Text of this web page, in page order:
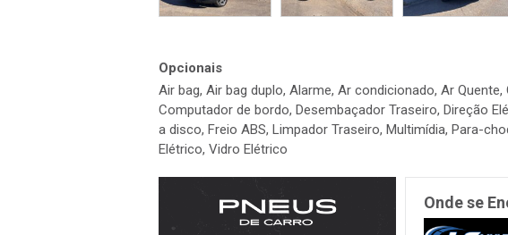
Opcionais
Air bag, Air bag duplo, Alarme, Ar condicionado, Ar Quente,
Computador de bordo, Desembaçador Traseiro, Direção
a disco, Freio ABS, Limpador Traseiro, Multimídia, Para-
Elétrico, Vidro Elétrico
Onde se